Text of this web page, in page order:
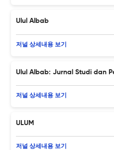
Ulul Albab
저널 상세내용 보기
Ulul Albab: Jurnal Studi dan
저널 상세내용 보기
ULUM
저널 상세내용 보기